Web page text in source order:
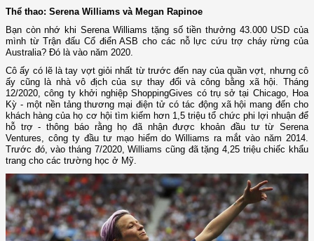
Thể thao: Serena Williams và Megan Rapinoe
Bạn còn nhớ khi Serena Williams tặng số tiền thưởng 43.000 USD của
mình từ Trận đấu Cổ điển ASB cho các nỗ lực cứu trợ cháy rừng của
Australia? Đó là vào năm 2020.
Cô ấy có lẽ là tay vợt giỏi nhất từ trước đến nay của quần vợt, nhưng cô
ấy cũng là nhà vô địch của sự thay đổi và công bằng xã hội. Tháng
12/2020, công ty khởi nghiệp ShoppingGives có trụ sở tại Chicago, Hoa
Kỳ - một nền tảng thương mại điện tử có tác động xã hội mang đến cho
khách hàng của họ cơ hội tìm kiếm hơn 1,5 triệu tổ chức phi lợi nhuận để
hỗ trợ - thông báo rằng họ đã nhận được khoản đầu tư từ Serena
Ventures, công ty đầu tư mạo hiểm do Williams ra mắt vào năm 2014.
Trước đó, vào tháng 7/2020, Williams cũng đã tặng 4,25 triệu chiếc khẩu
trang cho các trường học ở Mỹ.